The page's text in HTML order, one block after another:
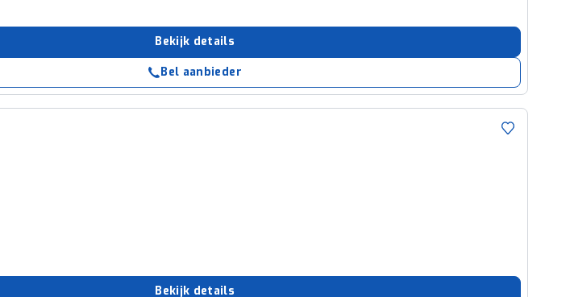
Bekijk details
Bel aanbieder
Bekijk details